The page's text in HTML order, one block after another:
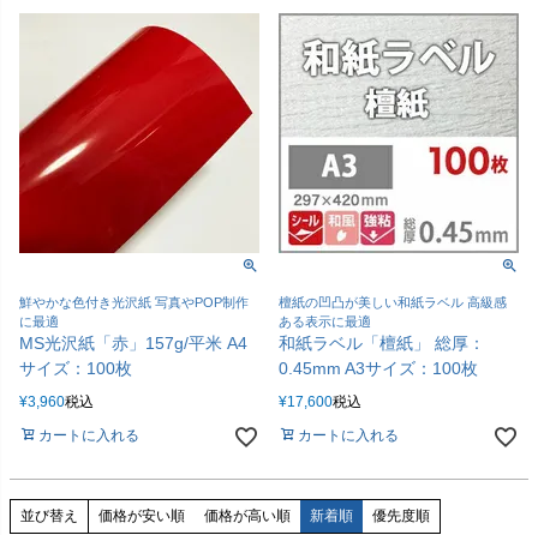
鮮やかな色付き光沢紙 写真やPOP制作
に最適
MS光沢紙「赤」157g/平米 A4
サイズ：100枚
¥3,960税込
カートに入れる
檀紙の凹凸が美しい和紙ラベル 高級感
ある表示に最適
和紙ラベル「檀紙」 総厚：
0.45mm A3サイズ：100枚
¥17,600税込
カートに入れる
並び替え 価格が安い順 価格が高い順 新着順 優先度順